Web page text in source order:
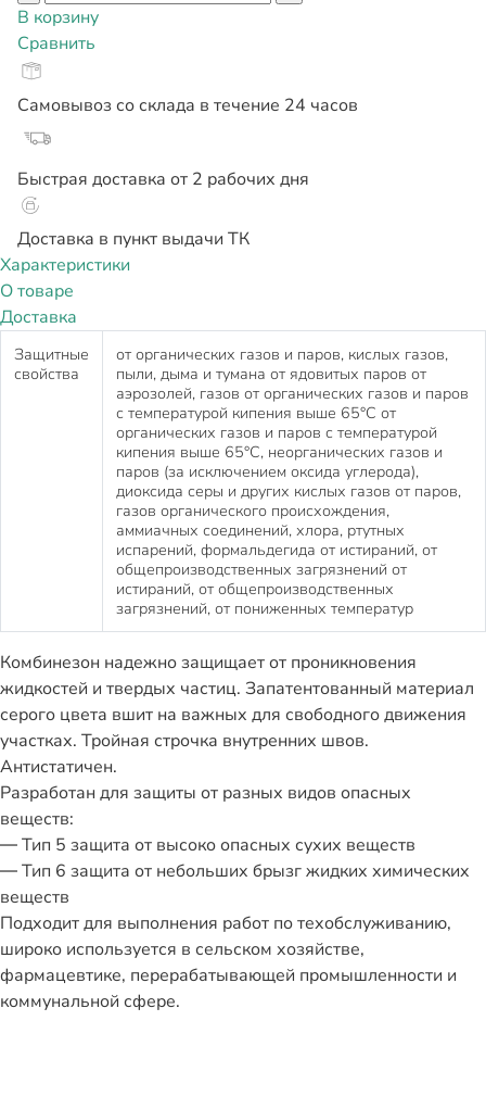
В корзину
Сравнить
Самовывоз со склада в течение 24 часов
Быстрая доставка от 2 рабочих дня
Доставка в пункт выдачи ТК
Характеристики
О товаре
Доставка
Защитные
свойства
от органических газов и паров, кислых газов,
пыли, дыма и тумана от ядовитых паров от
аэрозолей, газов от органических газов и паров
с температурой кипения выше 65°C от
органических газов и паров с температурой
кипения выше 65°С, неорганических газов и
паров (за исключением оксида углерода),
диоксида серы и других кислых газов от паров,
газов органического происхождения,
аммиачных соединений, хлора, ртутных
испарений, формальдегида от истираний, от
общепроизводственных загрязнений от
истираний, от общепроизводственных
загрязнений, от пониженных температур
Комбинезон надежно защищает от проникновения
жидкостей и твердых частиц. Запатентованный материал
серого цвета вшит на важных для свободного движения
участках. Тройная строчка внутренних швов.
Антистатичен.
Разработан для защиты от разных видов опасных
веществ:
— Тип 5 защита от высоко опасных сухих веществ
— Тип 6 защита от небольших брызг жидких химических
веществ
Подходит для выполнения работ по техобслуживанию,
широко используется в сельском хозяйстве,
фармацевтике, перерабатывающей промышленности и
коммунальной сфере.